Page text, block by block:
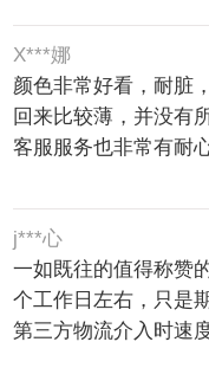
X***娜
颜色非常好看，耐脏
回来比较薄，并没有
客服服务也非常有耐心
j***心
一如既往的值得称赞
个工作日左右，只是
第三方物流介入时速